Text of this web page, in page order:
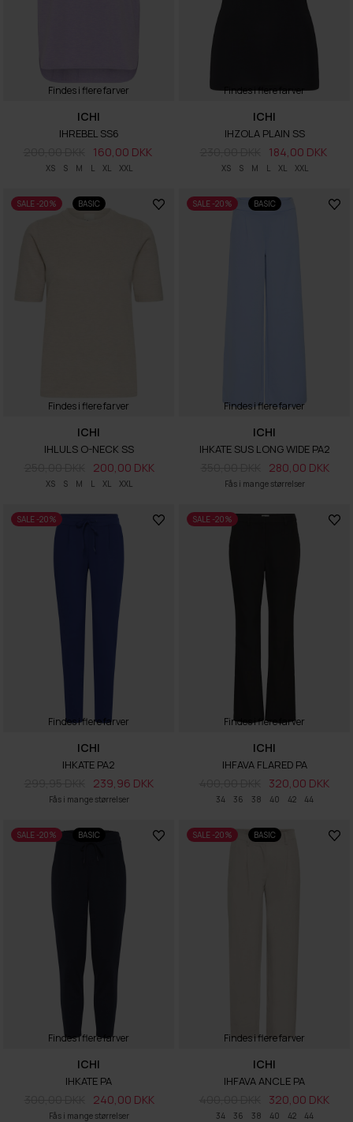
Findes i flere farver
XS S M L XL XXL
ICHI
IHREBEL SS6
160,00 DKK
Findes i flere farver
XS S M L XL XXL
ICHI
IHZOLA PLAIN SS
184,00 DKK
SALE -20% BASIC
Findes i flere farver
XS S M L XL XXL
ICHI
IHLULS O-NECK SS
200,00 DKK
SALE -20% BASIC
Findes i flere farver
Fås i mange størrelser
ICHI
IHKATE SUS LONG WIDE PA2
280,00 DKK
SALE -20%
Findes i flere farver
Fås i mange størrelser
ICHI
IHKATE PA2
239,96 DKK
SALE -20%
Findes i flere farver
34 36 38 40 42 44
ICHI
IHFAVA FLARED PA
320,00 DKK
SALE -20% BASIC
Findes i flere farver
Fås i mange størrelser
ICHI
IHKATE PA
240,00 DKK
SALE -20% BASIC
Findes i flere farver
34 36 38 40 42 44
ICHI
IHFAVA ANCLE PA
320,00 DKK